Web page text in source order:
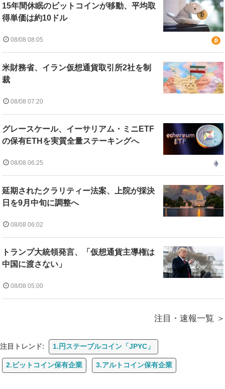
15年間休眠のビットコインが移動、平均取
得単価は約10ドル
08/08 08:05
米財務省、イラン仮想通貨取引所2社を制
裁
08/08 07:20
グレースケール、イーサリアム・ミニETF
の保有ETHを実質全量ステーキングへ
08/08 06:25
延期されたクラリティー法案、上院が採決
日を9月中旬に調整へ
08/08 06:02
トランプ大統領発言、「仮想通貨主導権は
中国に渡さない」
08/08 05:00
注目・速報一覧
注目トレンド: 1.円ステーブルコイン「JPYC」
2.ビットコイン保有企業 3.アルトコイン保有企業